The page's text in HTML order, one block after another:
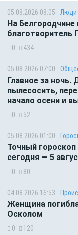
05.08.2026 08:05 Люди
На
благотворитель
0 434
05.08.2026 07:00
Главное за
пылесосить,
начало осени и
0 52
05.08.2026 01:00
Точный гороскоп
сегодня — 5
0 80
04.08.2026 16:53
Женщина
Осколом
0 120